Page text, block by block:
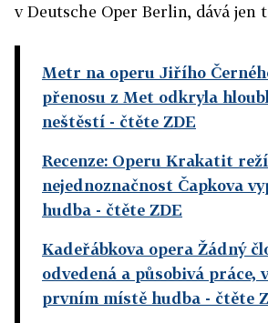
v Deutsche Oper Berlin, dává jen
Metr na operu Jiřího
přenosu z Met odkryla
neštěstí - čtěte ZDE
Recenze: Operu Krakatit
nejednoznačnost Čapkova
hudba - čtěte ZDE
Kadeřábkova opera Žádný
odvedená a působivá práce,
prvním místě hudba - čtěte